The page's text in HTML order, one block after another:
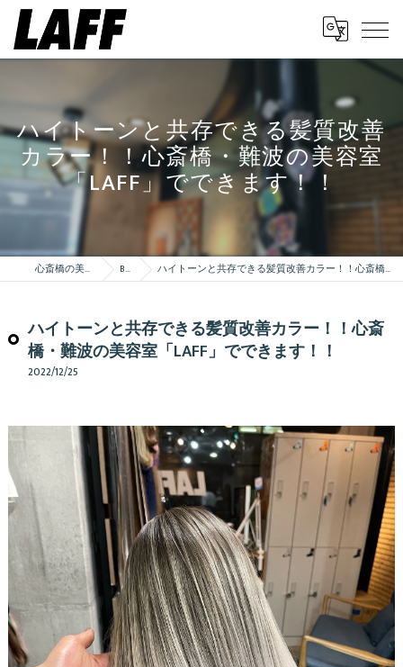
ハイトーンと共存できる髪質改善
カラー！！心斎橋・難波の美容室
「LAFF」でできます！！
心斎橋の美容室はLAFF Blog ハイトーンと共存できる髪質改善カラー！！心斎橋・難波の美容室「LAFF」でできます！！
ハイトーンと共存できる髪質改善カラー！！心斎
橋・難波の美容室「LAFF」でできます！！
2022/12/25